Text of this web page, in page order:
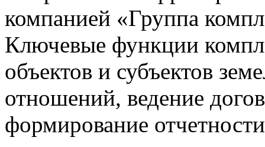
компанией «Группа
Ключевые функции
объектов и субъектов
отношений, ведение
формирование